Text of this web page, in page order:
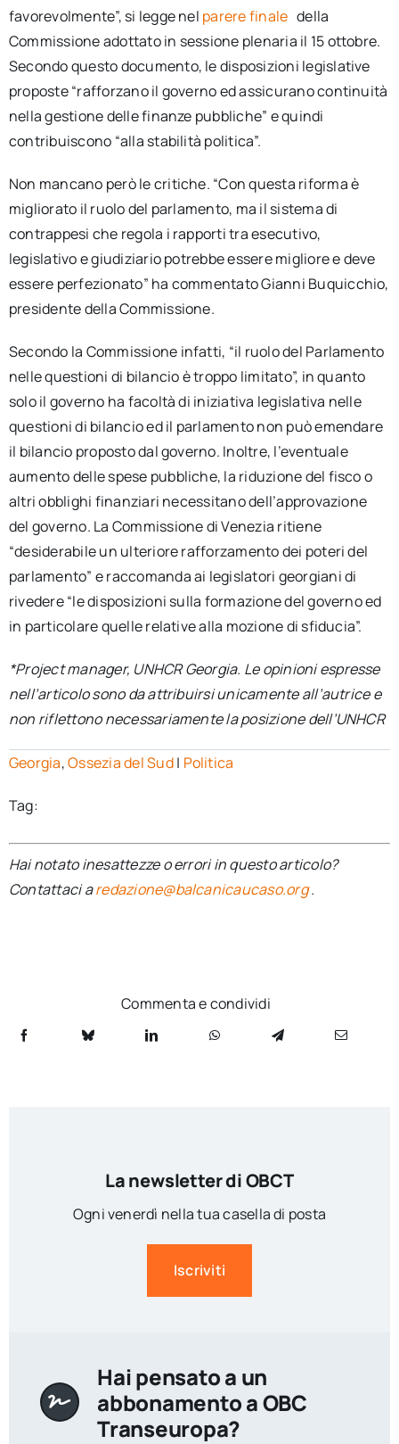
favorevolmente”, si legge nel parere finale della
Commissione adottato in sessione plenaria il 15 ottobre.
Secondo questo documento, le disposizioni legislative
proposte “rafforzano il governo ed assicurano continuità
nella gestione delle finanze pubbliche” e quindi
contribuiscono “alla stabilità politica”.
Non mancano però le critiche. “Con questa riforma è
migliorato il ruolo del parlamento, ma il sistema di
contrappesi che regola i rapporti tra esecutivo,
legislativo e giudiziario potrebbe essere migliore e deve
essere perfezionato” ha commentato Gianni Buquicchio,
presidente della Commissione.
Secondo la Commissione infatti, “il ruolo del Parlamento
nelle questioni di bilancio è troppo limitato”, in quanto
solo il governo ha facoltà di iniziativa legislativa nelle
questioni di bilancio ed il parlamento non può emendare
il bilancio proposto dal governo. Inoltre, l’eventuale
aumento delle spese pubbliche, la riduzione del fisco o
altri obblighi finanziari necessitano dell’approvazione
del governo. La Commissione di Venezia ritiene
“desiderabile un ulteriore rafforzamento dei poteri del
parlamento” e raccomanda ai legislatori georgiani di
rivedere “le disposizioni sulla formazione del governo ed
in particolare quelle relative alla mozione di sfiducia”.
*Project manager, UNHCR Georgia. Le opinioni espresse
nell’articolo sono da attribuirsi unicamente all’autrice e
non riflettono necessariamente la posizione dell’UNHCR
Georgia,Ossezia del Sud| Politica
Tag:
Hai notato inesattezze o errori in questo articolo?
Contattaci aredazione@balcanicaucaso.org.
Commenta e condividi
La newsletter di OBCT
Ogni venerdì nella tua casella di posta
Iscriviti
Hai pensato a un
abbonamento a OBC
Transeuropa?